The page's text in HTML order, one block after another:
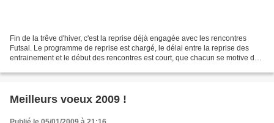
Fin de la trêve d'hiver, c'est la reprise déjà engagée avec les rencontres
Futsal. Le programme de reprise est chargé, le délai entre la reprise des
entrainement et le début des rencontres est court, que chacun se motive dés
Meilleurs voeux 2009 !